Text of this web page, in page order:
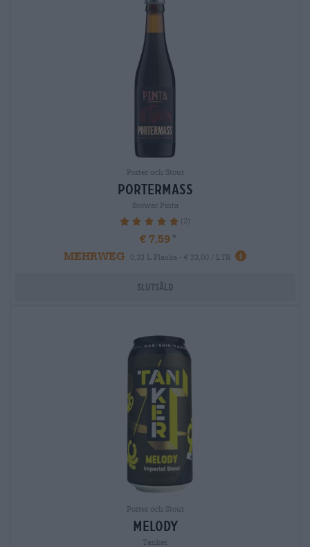
Porter och Stout
portermass
Browar Pinta
100% (2)
€ 7,59
MEHRWEG
0,33 L Flaska - € 23,00 / LTR
Slutsåld
Porter och Stout
melody
Tanker